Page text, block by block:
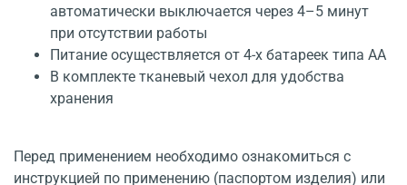
автоматически выключается через 4–5 минут
при отсутствии работы
Питание осуществляется от 4-х батареек типа АА
В комплекте тканевый чехол для удобства
хранения
Перед применением необходимо ознакомиться с
инструкцией по применению (паспортом изделия) или